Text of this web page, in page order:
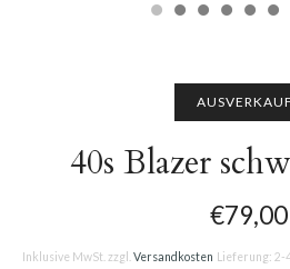
40s Blazer
€79,00
Inklusive MwSt. zzgl. Versandkosten Lieferung: 2-